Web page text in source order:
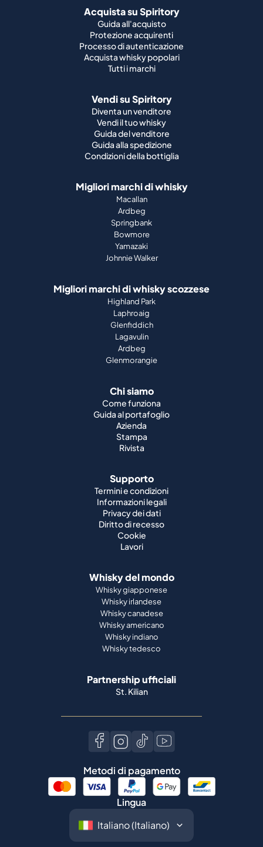
Acquista su Spiritory
Guida all'acquisto
Protezione acquirenti
Processo di autenticazione
Acquista whisky popolari
Tutti i marchi
Vendi su Spiritory
Diventa un venditore
Vendi il tuo whisky
Guida del venditore
Guida alla spedizione
Condizioni della bottiglia
Migliori marchi di whisky
Macallan
Ardbeg
Springbank
Bowmore
Yamazaki
Johnnie Walker
Migliori marchi di whisky scozzese
Highland Park
Laphroaig
Glenfiddich
Lagavulin
Ardbeg
Glenmorangie
Chi siamo
Come funziona
Guida al portafoglio
Azienda
Stampa
Rivista
Supporto
Termini e condizioni
Informazioni legali
Privacy dei dati
Diritto di recesso
Cookie
Lavori
Whisky del mondo
Whisky giapponese
Whisky irlandese
Whisky canadese
Whisky americano
Whisky indiano
Whisky tedesco
Partnership ufficiali
St. Kilian
Metodi di pagamento
Lingua